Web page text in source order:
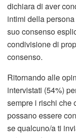
dichiara di aver
intimi della
suo consenso
condivisione di
consenso.
Ritornando alle
intervistati (54%)
sempre i rischi che
possano essere
se qualcuno/a ti